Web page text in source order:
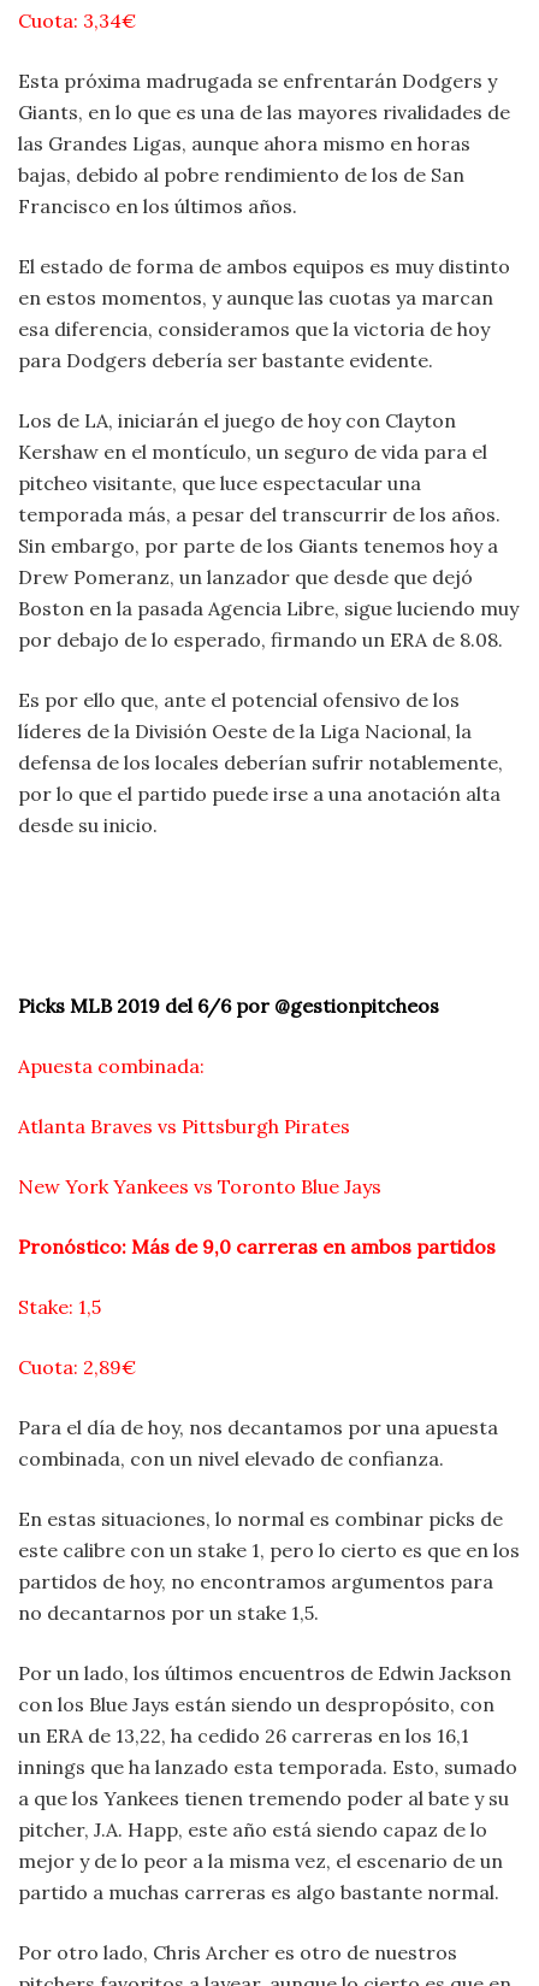
Cuota: 3,34€
Esta próxima madrugada se enfrentarán Dodgers y
Giants, en lo que es una de las mayores rivalidades de
las Grandes Ligas, aunque ahora mismo en horas
bajas, debido al pobre rendimiento de los de San
Francisco en los últimos años.
El estado de forma de ambos equipos es muy distinto
en estos momentos, y aunque las cuotas ya marcan
esa diferencia, consideramos que la victoria de hoy
para Dodgers debería ser bastante evidente.
Los de LA, iniciarán el juego de hoy con Clayton
Kershaw en el montículo, un seguro de vida para el
pitcheo visitante, que luce espectacular una
temporada más, a pesar del transcurrir de los años.
Sin embargo, por parte de los Giants tenemos hoy a
Drew Pomeranz, un lanzador que desde que dejó
Boston en la pasada Agencia Libre, sigue luciendo muy
por debajo de lo esperado, firmando un ERA de 8.08.
Es por ello que, ante el potencial ofensivo de los
líderes de la División Oeste de la Liga Nacional, la
defensa de los locales deberían sufrir notablemente,
por lo que el partido puede irse a una anotación alta
desde su inicio.
Picks MLB 2019 del 6/6 por @gestionpitcheos
Apuesta combinada:
Atlanta Braves vs Pittsburgh Pirates
New York Yankees vs Toronto Blue Jays
Pronóstico: Más de 9,0 carreras en ambos partidos
Stake: 1,5
Cuota: 2,89€
Para el día de hoy, nos decantamos por una apuesta
combinada, con un nivel elevado de confianza.
En estas situaciones, lo normal es combinar picks de
este calibre con un stake 1, pero lo cierto es que en los
partidos de hoy, no encontramos argumentos para
no decantarnos por un stake 1,5.
Por un lado, los últimos encuentros de Edwin Jackson
con los Blue Jays están siendo un despropósito, con
un ERA de 13,22, ha cedido 26 carreras en los 16,1
innings que ha lanzado esta temporada. Esto, sumado
a que los Yankees tienen tremendo poder al bate y su
pitcher, J.A. Happ, este año está siendo capaz de lo
mejor y de lo peor a la misma vez, el escenario de un
partido a muchas carreras es algo bastante normal.
Por otro lado, Chris Archer es otro de nuestros